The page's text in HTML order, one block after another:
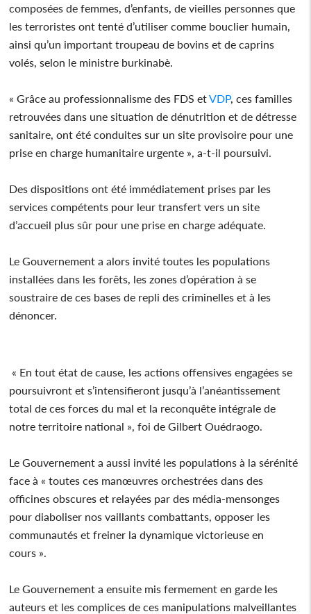
composées de femmes, d’enfants, de vieilles personnes que
les terroristes ont tenté d’utiliser comme bouclier humain,
ainsi qu’un important troupeau de bovins et de caprins
volés, selon le ministre burkinabè.
« Grâce au professionnalisme des FDS etVDP, ces familles
retrouvées dans une situation de dénutrition et de détresse
sanitaire, ont été conduites sur un site provisoire pour une
prise en charge humanitaire urgente », a-t-il poursuivi.
Des dispositions ont été immédiatement prises par les
services compétents pour leur transfert vers un site
d’accueil plus sûr pour une prise en charge adéquate.
Le Gouvernement a alors invité toutes les populations
installées dans les forêts, les zones d’opération à se
soustraire de ces bases de repli des criminelles et à les
dénoncer.
« En tout état de cause, les actions offensives engagées se
poursuivront et s’intensifieront jusqu’à l’anéantissement
total de ces forces du mal et la reconquête intégrale de
notre territoire national », foi de Gilbert Ouédraogo.
Le Gouvernement a aussi invité les populations à la sérénité
face à « toutes ces manœuvres orchestrées dans des
officines obscures et relayées par des média-mensonges
pour diaboliser nos vaillants combattants, opposer les
communautés et freiner la dynamique victorieuse en
cours ».
Le Gouvernement a ensuite mis fermement en garde les
auteurs et les complices de ces manipulations malveillantes